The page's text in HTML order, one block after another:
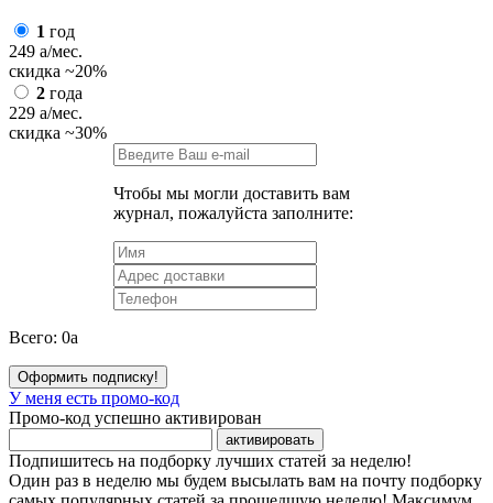
1 год
249 a/мес.
скидка ~20%
2 года
229 a/мес.
скидка ~30%
Чтобы мы могли доставить вам
журнал, пожалуйста заполните:
Всего: 0a
Оформить подписку!
У меня есть промо-код
Промо-код успешно активирован
активировать
Подпишитесь на подборку лучших статей за неделю!
Один раз в неделю мы будем высылать вам на почту подборку